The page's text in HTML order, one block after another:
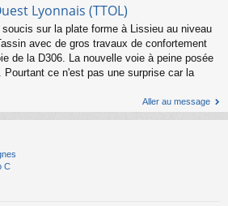
Lyonnais (TTOL)
soucis sur la plate forme à Lissieu au niveau
avec de gros travaux de confortement
de la D306. La nouvelle voie à peine posée
ce n'est pas une surprise car la
Aller au message
C